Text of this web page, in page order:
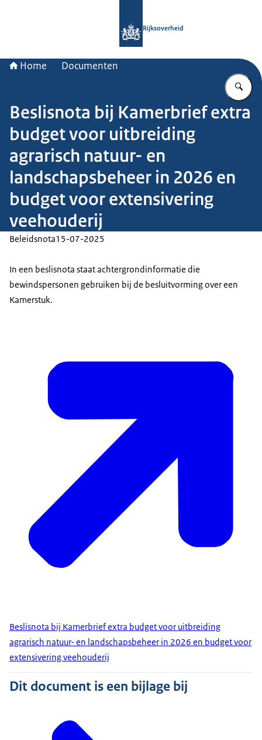
Rijksoverheid
Home Documenten
Beslisnota bij Kamerbrief extra
budget voor uitbreiding
agrarisch natuur- en
landschapsbeheer in 2026 en
budget voor extensivering
veehouderij
Beleidsnota15-07-2025
In een beslisnota staat achtergrondinformatie die
bewindspersonen gebruiken bij de besluitvorming over een
Kamerstuk.
Beslisnota bij Kamerbrief extra budget voor uitbreiding
agrarisch natuur- en landschapsbeheer in 2026 en budget voor
extensivering veehouderij
Dit document is een bijlage bij